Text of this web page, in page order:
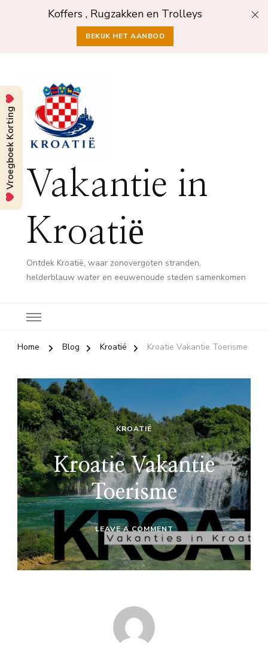
Koffers , Rugzakken en Trolleys
BEKIJK HET AANBOD
Vakantie in
Kroatië
Ontdek Kroatië, waar zonovergoten stranden,
helderblauw water en eeuwenoude steden samenkomen
Home Blog Kroatië Kroatie Vakantie Toerisme
KROATIË
Kroatie Vakantie
Toerisme
LEAVE A COMMENTON
KROATIE
VAKANTIE
TOERISME
Vroegboek Korting